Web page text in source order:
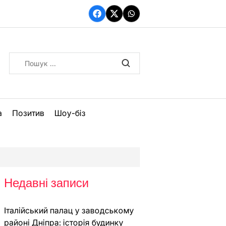
Facebook
TwitterWhatsApp
Позитив Шоу-біз
Недавні записи
Італійський палац у заводському
районі Дніпра: історія будинку